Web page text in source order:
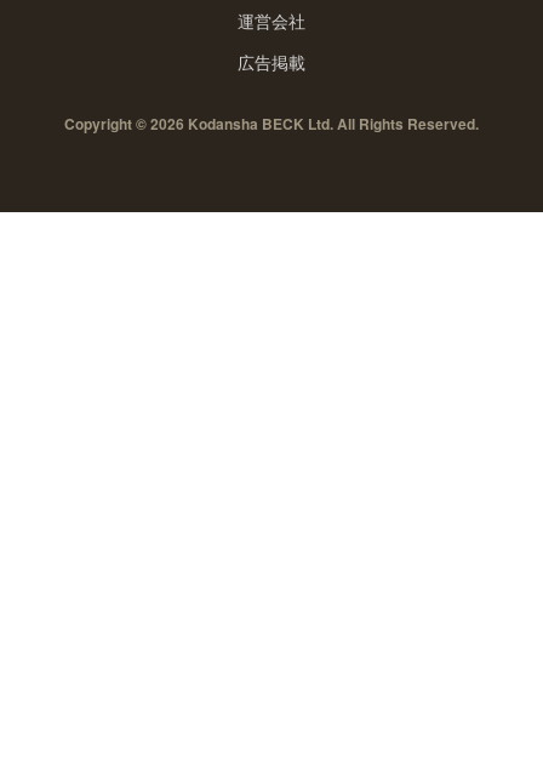
運営会社
広告掲載
Copyright © 2026 Kodansha BECK Ltd. All Rights Reserved.